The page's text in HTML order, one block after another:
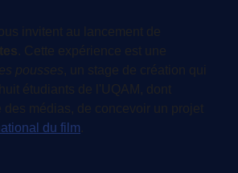
invitent au lancement de
. Cette expérience est une
pousses , un stage de création qui
étudiants de l'UQAM, dont
des médias, de concevoir un projet
du film